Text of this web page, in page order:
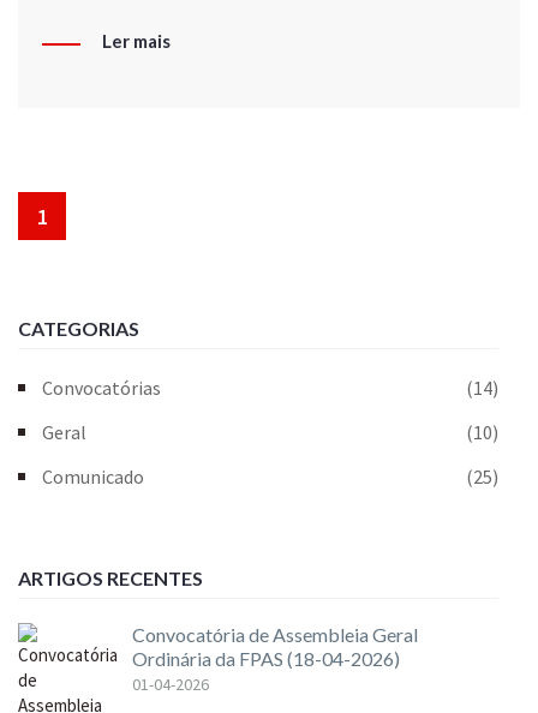
Ler mais
1
CATEGORIAS
Convocatórias
(14)
Geral
(10)
Comunicado
(25)
ARTIGOS RECENTES
Convocatória de Assembleia Geral
Ordinária da FPAS (18-04-2026)
01-04-2026